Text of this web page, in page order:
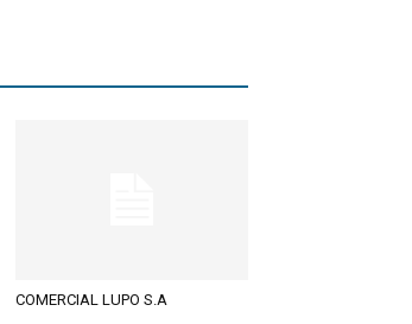
COMERCIAL LUPO S.A